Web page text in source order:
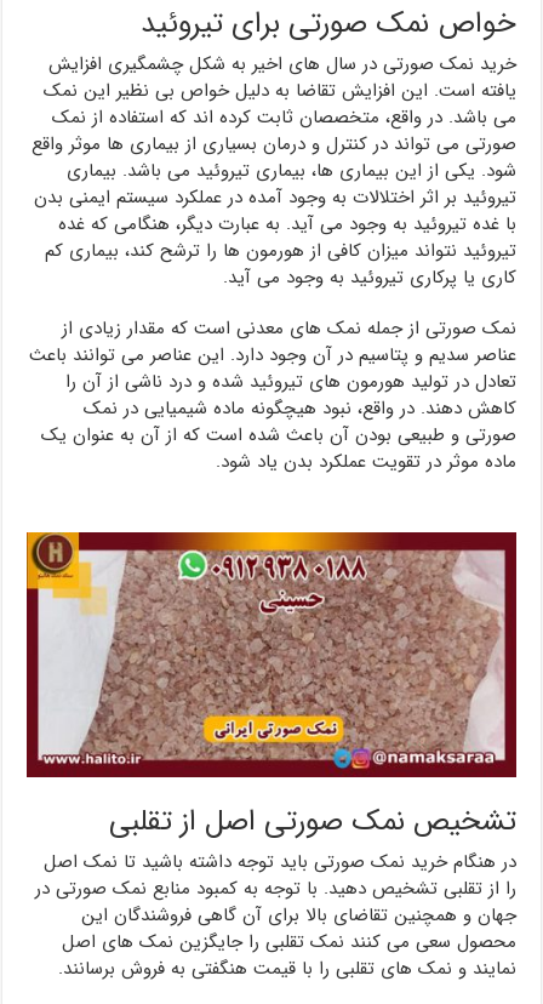
خواص نمک صورتی برای تیروئید
خرید نمک صورتی در سال های اخیر به شکل چشمگیری افزایش
یافته است. این افزایش تقاضا به دلیل خواص بی نظیر این نمک
می باشد. در واقع، متخصصان ثابت کرده اند که استفاده از نمک
صورتی می تواند در کنترل و درمان بسیاری از بیماری ها موثر واقع
شود. یکی از این بیماری ها، بیماری تیروئید می باشد. بیماری
تیروئید بر اثر اختلالات به وجود آمده در عملکرد سیستم ایمنی بدن
با غده تیروئید به وجود می آید. به عبارت دیگر، هنگامی که غده
تیروئید نتواند میزان کافی از هورمون ها را ترشح کند، بیماری کم
کاری یا پرکاری تیروئید به وجود می آید.
نمک صورتی از جمله نمک های معدنی است که مقدار زیادی از
عناصر سدیم و پتاسیم در آن وجود دارد. این عناصر می توانند باعث
تعادل در تولید هورمون های تیروئید شده و درد ناشی از آن را
کاهش دهند. در واقع، نبود هیچگونه ماده شیمیایی در نمک
صورتی و طبیعی بودن آن باعث شده است که از آن به عنوان یک
ماده موثر در تقویت عملکرد بدن یاد شود.
تشخیص نمک صورتی اصل از تقلبی
در هنگام خرید نمک صورتی باید توجه داشته باشید تا نمک اصل
را از تقلبی تشخیص دهید. با توجه به کمبود منابع نمک صورتی در
جهان و همچنین تقاضای بالا برای آن گاهی فروشندگان این
محصول سعی می کنند نمک تقلبی را جایگزین نمک های اصل
نمایند و نمک های تقلبی را با قیمت هنگفتی به فروش برسانند.